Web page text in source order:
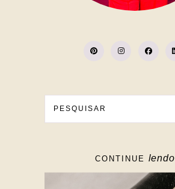
CONTINUE lendo